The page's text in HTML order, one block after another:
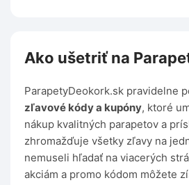
Ako ušetriť na
ParapetyDeokork.sk pravidelne
zľavové kódy a kupóny, ktoré
nákup kvalitných parapetov a
zhromažďuje všetky zľavy na
nemuseli hľadať na viacerých
akciám a promo kódom môžete